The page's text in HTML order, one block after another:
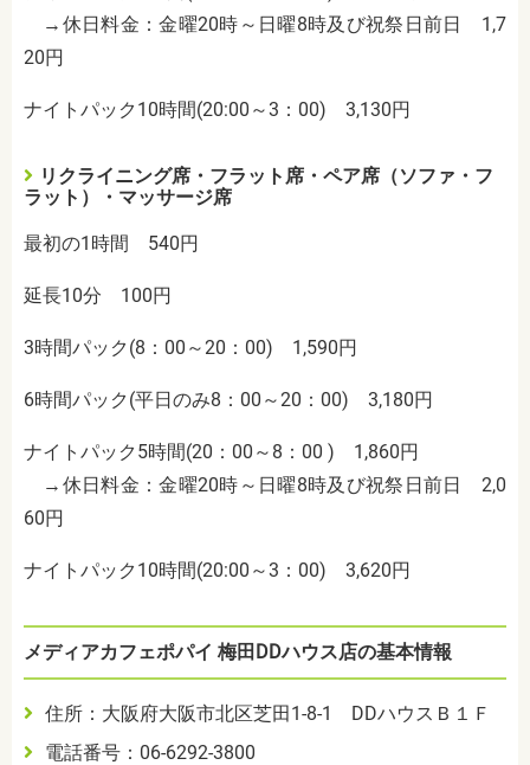
→休日料金：金曜20時～日曜8時及び祝祭日前日 1,7
20円
ナイトパック10時間(20:00～3：00) 3,130円
リクライニング席・フラット席・ペア席（ソファ・フ
ラット）・マッサージ席
最初の1時間 540円
延長10分 100円
3時間パック(8：00～20：00) 1,590円
6時間パック(平日のみ8：00～20：00) 3,180円
ナイトパック5時間(20：00～8：00 ) 1,860円
→休日料金：金曜20時～日曜8時及び祝祭日前日 2,0
60円
ナイトパック10時間(20:00～3：00) 3,620円
メディアカフェポパイ 梅田DDハウス店の基本情報
住所：大阪府大阪市北区芝田1-8-1 DDハウスＢ１Ｆ
電話番号：06-6292-3800